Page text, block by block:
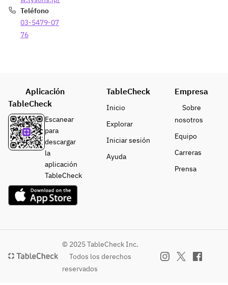
Teléfono
03-5479-07
76
Aplicación
TableCheck
Escanear
para
descargar
la
aplicación
TableCheck
TableCheck
Inicio
Explorar
Iniciar sesión
Ayuda
Empresa
Sobre
nosotros
Equipo
Carreras
Prensa
© 2025 TableCheck Inc.
Todos los derechos
reservados